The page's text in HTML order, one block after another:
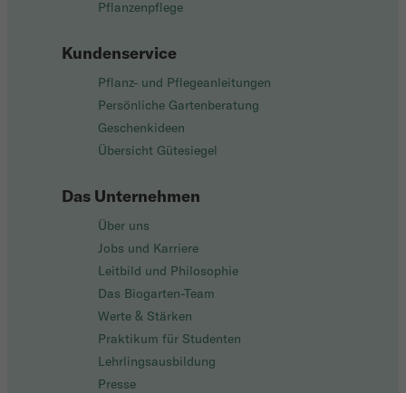
Pflanzenpflege
Kundenservice
Pflanz- und Pflegeanleitungen
Persönliche Gartenberatung
Geschenkideen
Übersicht Gütesiegel
Das Unternehmen
Über uns
Jobs und Karriere
Leitbild und Philosophie
Das Biogarten-Team
Werte & Stärken
Praktikum für Studenten
Lehrlingsausbildung
Presse